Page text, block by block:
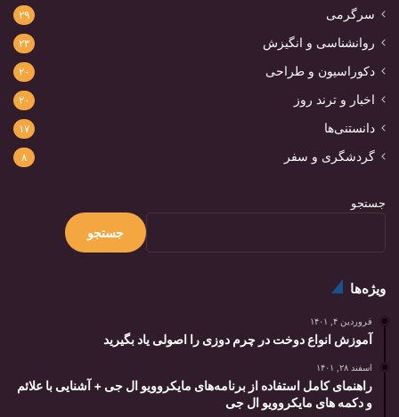
سرگرمی ۲۹
روانشناسی و انگیزش ۲۳
دکوراسیون و طراحی ۲۰
اخبار و ترند روز ۲۰
دانستنی‌ها ۱۷
گردشگری و سفر ۸
جستجو
جستجو
ویژه‌ها
فروردین ۴, ۱۴۰۱
آموزش انواع دوخت در چرم دوزی را اصولی یاد بگیرید
اسفند ۲۸, ۱۴۰۱
راهنمای کامل استفاده از برنامه‌های مایکروویو ال جی + آشنایی با علائم
و دکمه های مایکروویو ال جی